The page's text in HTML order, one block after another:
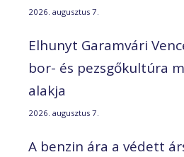
2026. augusztus 7.
Elhunyt Garamvári
bor- és pezsgőkultúra
alakja
2026. augusztus 7.
A benzin ára a védett